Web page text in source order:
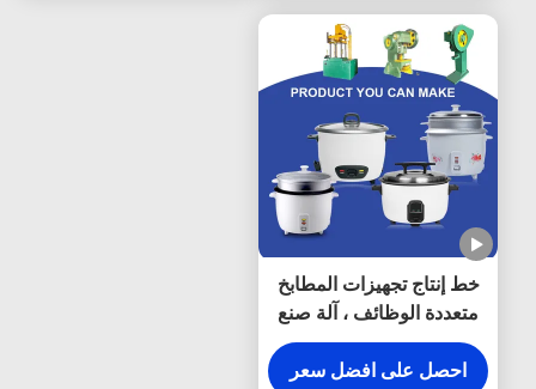
خط إنتاج تجهيزات المطابخ
متعددة الوظائف ، آلة صنع
الأواني الفولاذية لطباخ
الضغط
احصل على افضل سعر